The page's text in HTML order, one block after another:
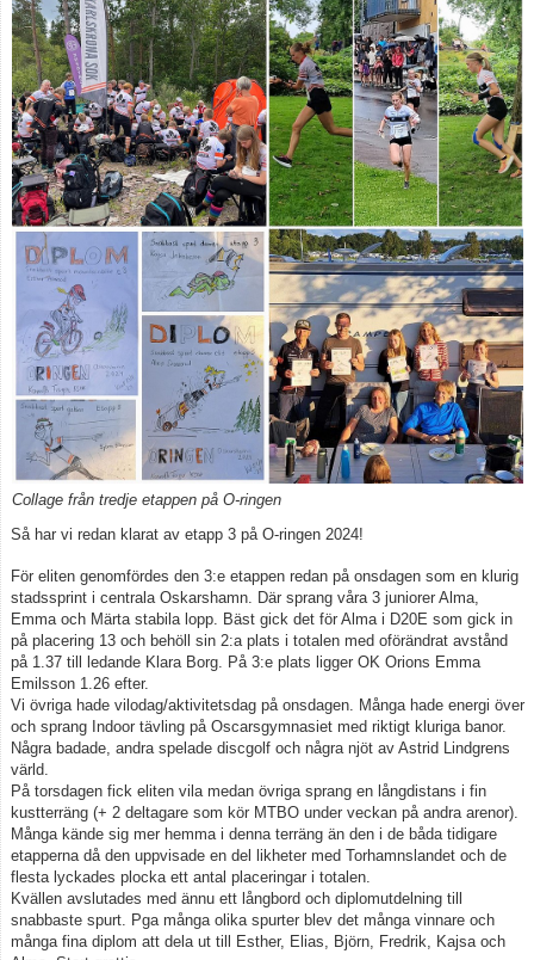
Kontakt
Tävling, klubbaktiviteter
Vuxen
Börja orientera
Collage från tredje etappen på O-ringen
Så har vi redan klarat av etapp 3 på O-ringen 2024!
För eliten genomfördes den 3:e etappen redan på onsdagen som en klurig
stadssprint i centrala Oskarshamn. Där sprang våra 3 juniorer Alma,
Emma och Märta stabila lopp. Bäst gick det för Alma i D20E som gick in
på placering 13 och behöll sin 2:a plats i totalen med oförändrat avstånd
på 1.37 till ledande Klara Borg. På 3:e plats ligger OK Orions Emma
Emilsson 1.26 efter.
Vi övriga hade vilodag/aktivitetsdag på onsdagen. Många hade energi över
och sprang Indoor tävling på Oscarsgymnasiet med riktigt kluriga banor.
Några badade, andra spelade discgolf och några njöt av Astrid Lindgrens
värld.
På torsdagen fick eliten vila medan övriga sprang en långdistans i fin
kustterräng (+ 2 deltagare som kör MTBO under veckan på andra arenor).
Många kände sig mer hemma i denna terräng än den i de båda tidigare
etapperna då den uppvisade en del likheter med Torhamnslandet och de
flesta lyckades plocka ett antal placeringar i totalen.
Kvällen avslutades med ännu ett långbord och diplomutdelning till
snabbaste spurt. Pga många olika spurter blev det många vinnare och
många fina diplom att dela ut till Esther, Elias, Björn, Fredrik, Kajsa och